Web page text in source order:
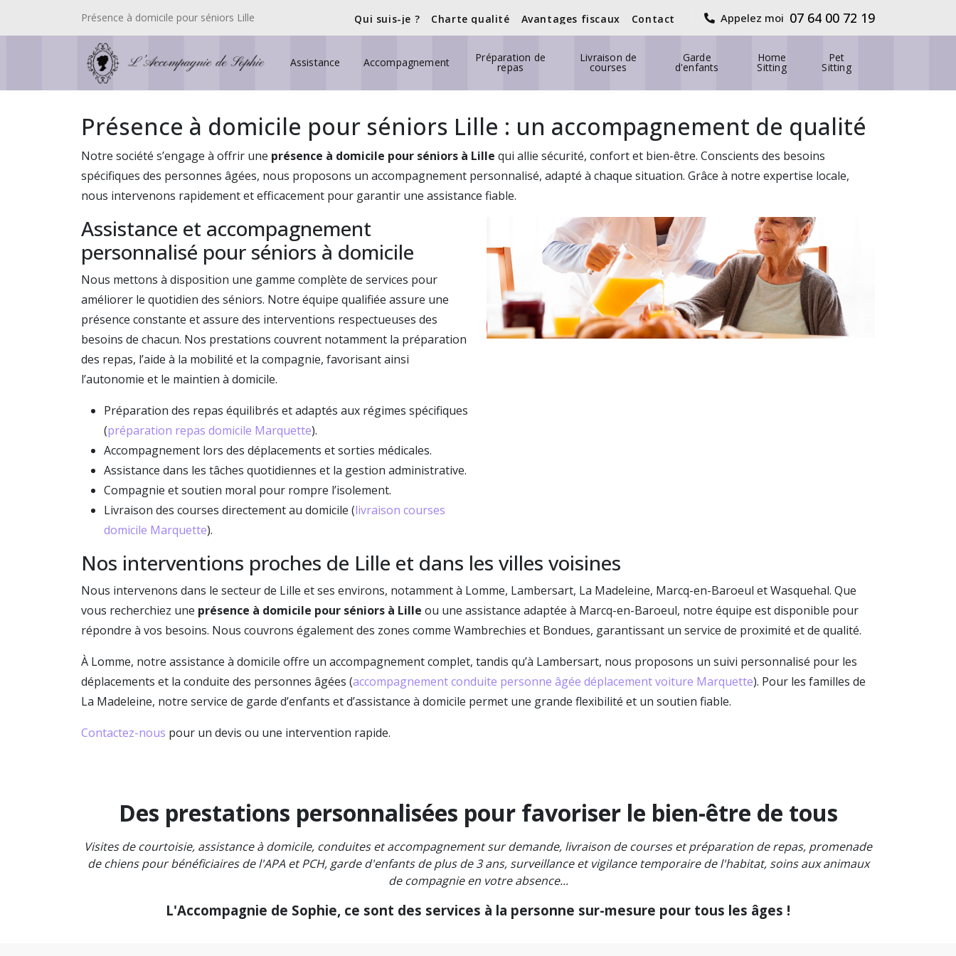
Présence à domicile pour séniors Lille Qui suis-je ? Charte qualité Avantages fiscaux Contact Appelez moi 07 64 00 72 19
Assistance Accompagnement Préparation de
repas
Livraison de
courses
Garde
d'enfants
Home
Sitting
Pet
Sitting
Présence à domicile pour séniors Lille : un accompagnement de qualité
Notre société s’engage à offrir une présence à domicile pour séniors à Lille qui allie sécurité, confort et bien-être. Conscients des besoins
spécifiques des personnes âgées, nous proposons un accompagnement personnalisé, adapté à chaque situation. Grâce à notre expertise locale,
nous intervenons rapidement et efficacement pour garantir une assistance fiable.
Assistance et accompagnement
personnalisé pour séniors à domicile
Nous mettons à disposition une gamme complète de services pour
améliorer le quotidien des séniors. Notre équipe qualifiée assure une
présence constante et assure des interventions respectueuses des
besoins de chacun. Nos prestations couvrent notamment la préparation
des repas, l’aide à la mobilité et la compagnie, favorisant ainsi
l’autonomie et le maintien à domicile.
Préparation des repas équilibrés et adaptés aux régimes spécifiques
(préparation repas domicile Marquette).
Accompagnement lors des déplacements et sorties médicales.
Assistance dans les tâches quotidiennes et la gestion administrative.
Compagnie et soutien moral pour rompre l’isolement.
Livraison des courses directement au domicile (livraison courses
domicile Marquette).
Nos interventions proches de Lille et dans les villes voisines
Nous intervenons dans le secteur de Lille et ses environs, notamment à Lomme, Lambersart, La Madeleine, Marcq-en-Baroeul et Wasquehal. Que
vous recherchiez une présence à domicile pour séniors à Lille ou une assistance adaptée à Marcq-en-Baroeul, notre équipe est disponible pour
répondre à vos besoins. Nous couvrons également des zones comme Wambrechies et Bondues, garantissant un service de proximité et de qualité.
À Lomme, notre assistance à domicile offre un accompagnement complet, tandis qu’à Lambersart, nous proposons un suivi personnalisé pour les
déplacements et la conduite des personnes âgées (accompagnement conduite personne âgée déplacement voiture Marquette). Pour les familles de
La Madeleine, notre service de garde d’enfants et d’assistance à domicile permet une grande flexibilité et un soutien fiable.
Contactez-nous pour un devis ou une intervention rapide.
Des prestations personnalisées pour favoriser le bien-être de tous
Visites de courtoisie, assistance à domicile, conduites et accompagnement sur demande, livraison de courses et préparation de repas, promenade
de chiens pour bénéficiaires de l'APA et PCH, garde d'enfants de plus de 3 ans, surveillance et vigilance temporaire de l'habitat, soins aux animaux
de compagnie en votre absence...
L'Accompagnie de Sophie, ce sont des services à la personne sur-mesure pour tous les âges !